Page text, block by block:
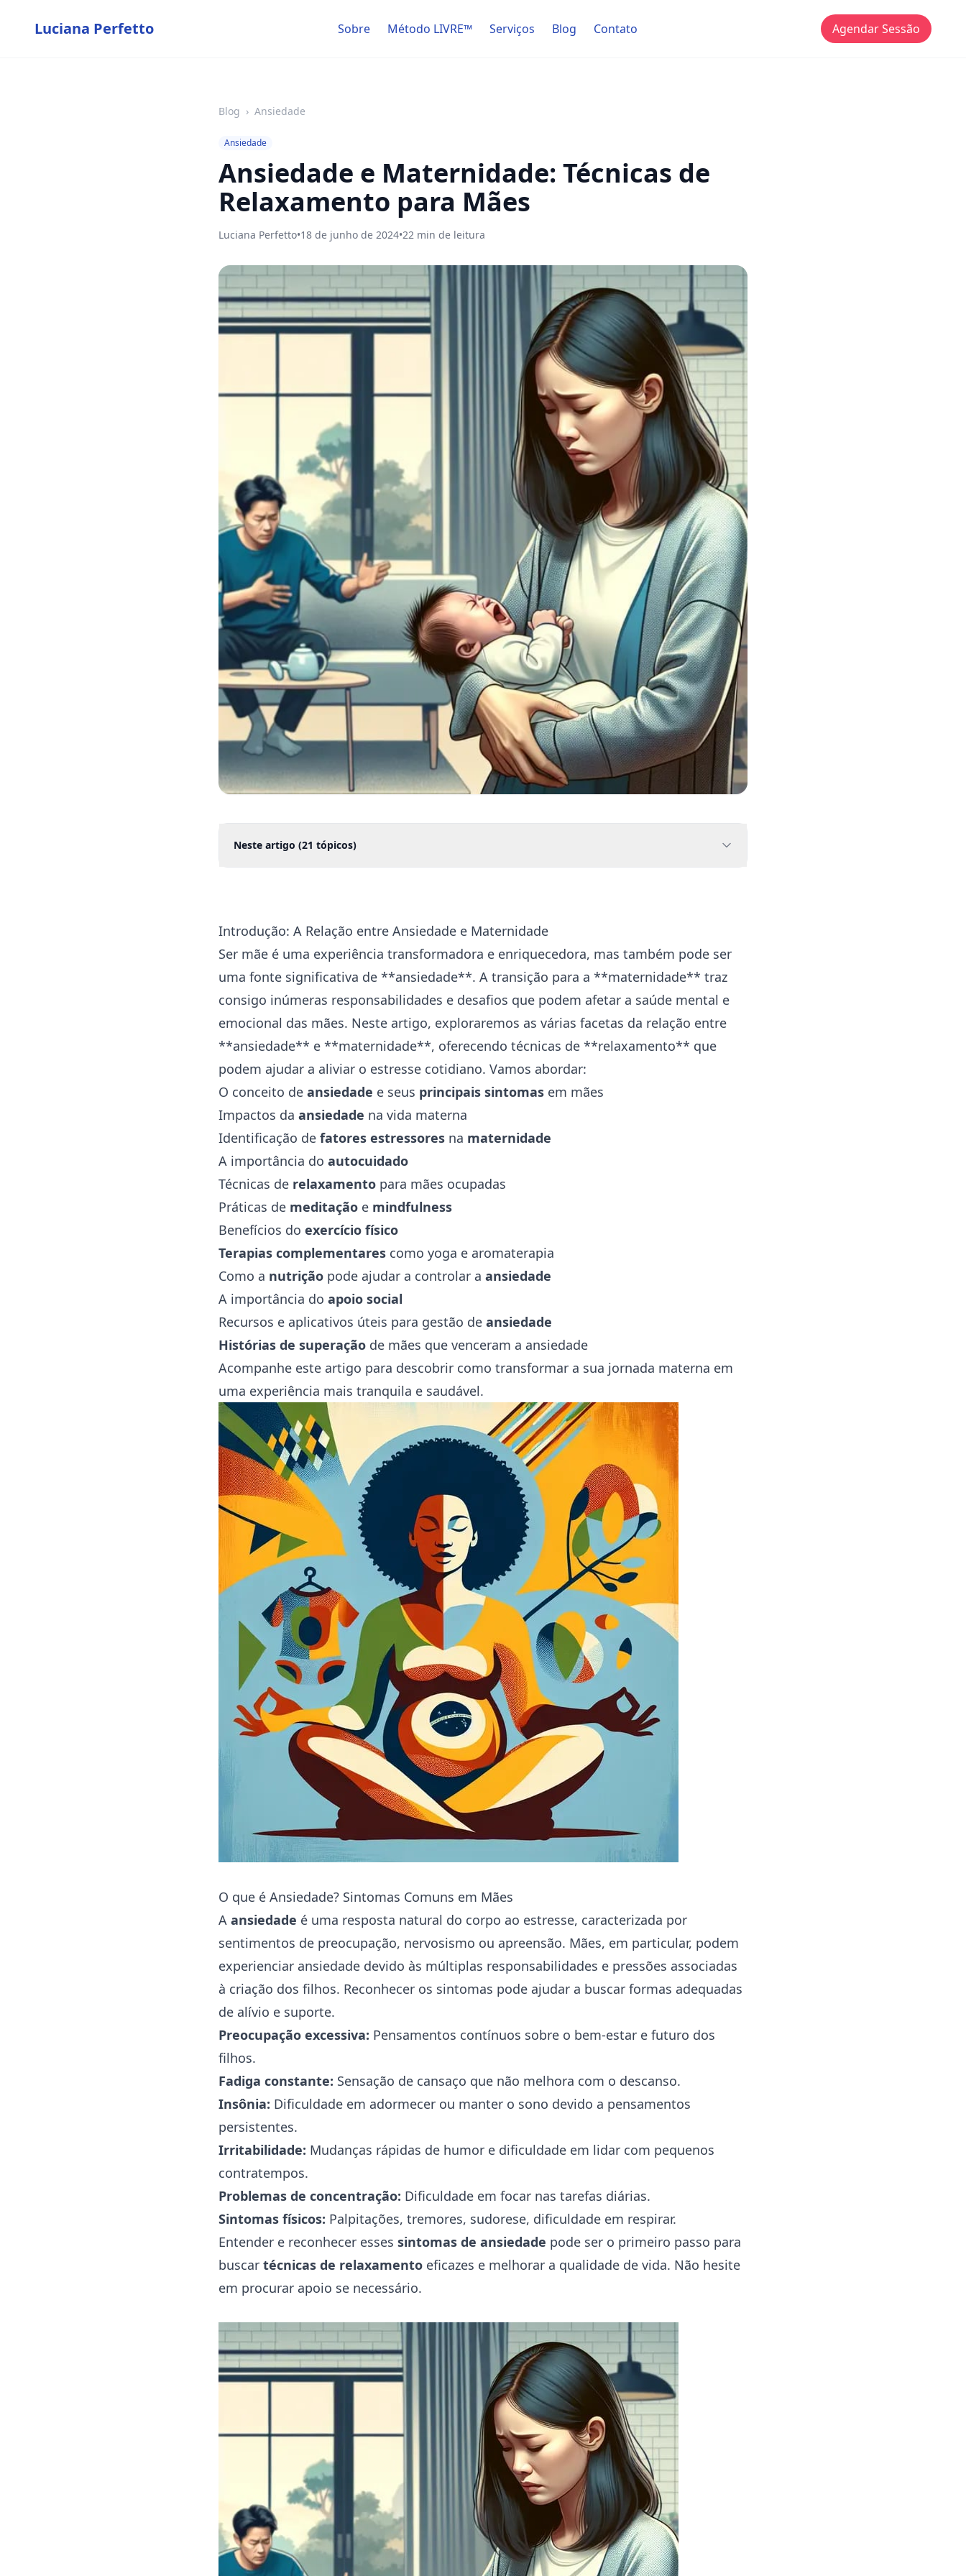
Luciana Perfetto Sobre Método LIVRE™ Serviços Blog Contato Agendar Sessão
Blog › Ansiedade
Ansiedade
Ansiedade e Maternidade: Técnicas de
Relaxamento para Mães
Luciana Perfetto•18 de junho de 2024•22 min de leitura
Neste artigo (21 tópicos)
Introdução: A Relação entre Ansiedade e Maternidade
Ser mãe é uma experiência transformadora e enriquecedora, mas também pode ser
uma fonte significativa de **ansiedade**. A transição para a **maternidade** traz
consigo inúmeras responsabilidades e desafios que podem afetar a saúde mental e
emocional das mães. Neste artigo, exploraremos as várias facetas da relação entre
**ansiedade** e **maternidade**, oferecendo técnicas de **relaxamento** que
podem ajudar a aliviar o estresse cotidiano. Vamos abordar:
O conceito de ansiedade e seus principais sintomas em mães
Impactos da ansiedade na vida materna
Identificação de fatores estressores na maternidade
A importância do autocuidado
Técnicas de relaxamento para mães ocupadas
Práticas de meditação e mindfulness
Benefícios do exercício físico
Terapias complementares como yoga e aromaterapia
Como a nutrição pode ajudar a controlar a ansiedade
A importância do apoio social
Recursos e aplicativos úteis para gestão de ansiedade
Histórias de superação de mães que venceram a ansiedade
Acompanhe este artigo para descobrir como transformar a sua jornada materna em
uma experiência mais tranquila e saudável.
O que é Ansiedade? Sintomas Comuns em Mães
A ansiedade é uma resposta natural do corpo ao estresse, caracterizada por
sentimentos de preocupação, nervosismo ou apreensão. Mães, em particular, podem
experienciar ansiedade devido às múltiplas responsabilidades e pressões associadas
à criação dos filhos. Reconhecer os sintomas pode ajudar a buscar formas adequadas
de alívio e suporte.
Preocupação excessiva: Pensamentos contínuos sobre o bem-estar e futuro dos
filhos.
Fadiga constante: Sensação de cansaço que não melhora com o descanso.
Insônia: Dificuldade em adormecer ou manter o sono devido a pensamentos
persistentes.
Irritabilidade: Mudanças rápidas de humor e dificuldade em lidar com pequenos
contratempos.
Problemas de concentração: Dificuldade em focar nas tarefas diárias.
Sintomas físicos: Palpitações, tremores, sudorese, dificuldade em respirar.
Entender e reconhecer esses sintomas de ansiedade pode ser o primeiro passo para
buscar técnicas de relaxamento eficazes e melhorar a qualidade de vida. Não hesite
em procurar apoio se necessário.